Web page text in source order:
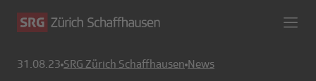
31.08.23 SRG Zürich Schaffhausen News